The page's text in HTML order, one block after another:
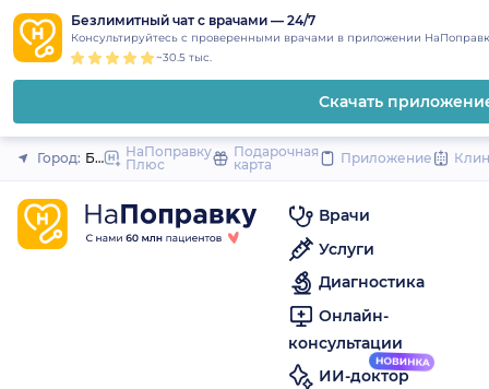
content
Безлимитный чат с врачами — 24/7
Консультируйтесь с проверенными врачами в приложении
~30.5 тыс.
Скачать
Закрыть
Город: БердскНаПоправку
Плюс
Подарочная
карта
Приложение
Врачи
Услуги
Диагностика
Онлайн-
консультации
ИИ-доктор